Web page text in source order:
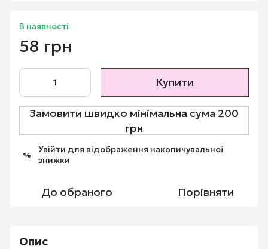
В наявності
58 грн
Купити
Замовити швидко мінімальна сума 200
грн
% Увійти для відображення накопичувальної
знижки
До обраного Порівняти
Опис